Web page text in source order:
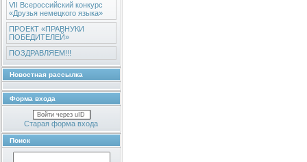
VII Всероссийский конкурс
«Друзья немецкого языка»
ПРОЕКТ «ПРАВНУКИ
ПОБЕДИТЕЛЕЙ»
ПОЗДРАВЛЯЕМ!!!
Новостная рассылка
Форма входа
Войти через uID
Старая форма входа
Поиск